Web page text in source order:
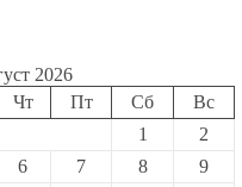
2026
Чт Пт Сб
Вс
1
2
6 7 8
9